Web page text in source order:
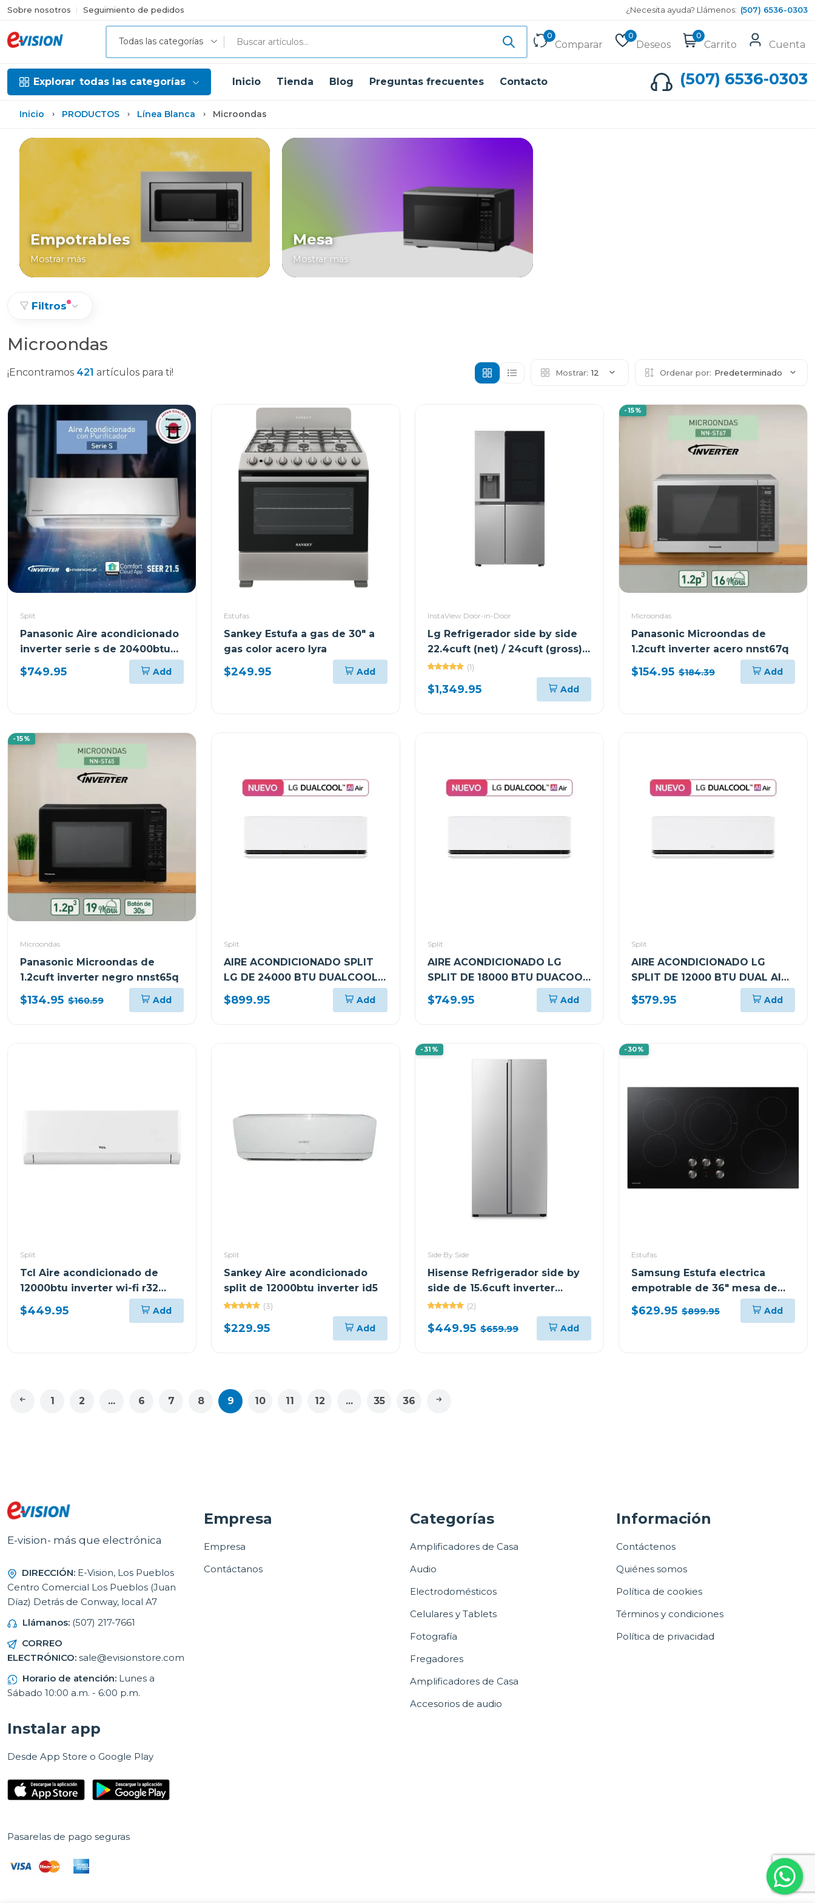
Sobre nosotros Seguimiento de pedidos ¿Necesita ayuda? Llámenos: (507) 6536-0303
Todas las categorías
0
Comparar
0
Deseos
0
Carrito Cuenta
Explorar todas las categorías Inicio Tienda Blog Preguntas frecuentes Contacto (507) 6536-0303
Inicio PRODUCTOS Línea Blanca Microondas
Empotrables
Mostrar más
Mesa
Mostrar más
Filtros
Microondas
¡Encontramos 421 artículos para ti! Mostrar: 12 Ordenar por: Predeterminado
Split
Panasonic Aire acondicionado
inverter serie s de 20400btu
cscus18
$749.95 Add
Estufas
Sankey Estufa a gas de 30" a
gas color acero lyra
$249.95 Add
InstaView Door-in-Door
Lg Refrigerador side by side
22.4cuft (net) / 24cuft (gross)
thinq instaview inverter vs25
(1)
$1,349.95 Add
-15%
Microondas
Panasonic Microondas de
1.2cuft inverter acero nnst67q
$154.95 $184.39 Add
-15%
Microondas
Panasonic Microondas de
1.2cuft inverter negro nnst65q
$134.95 $160.59 Add
Split
AIRE ACONDICIONADO SPLIT
LG DE 24000 BTU DUALCOOL
AI INVERTER VF242C31
$899.95 Add
Split
AIRE ACONDICIONADO LG
SPLIT DE 18000 BTU DUACOOL
AI INVERTER VF182C31
$749.95 Add
Split
AIRE ACONDICIONADO LG
SPLIT DE 12000 BTU DUAL AI
INVERTER KW MANAGER
VF122C31
$579.95 Add
Split
Tcl Aire acondicionado de
12000btu inverter wi-fi r32
tac12csdi
$449.95 Add
Split
Sankey Aire acondicionado
split de 12000btu inverter id5
(3)
$229.95 Add
-31%
Side By Side
Hisense Refrigerador side by
side de 15.6cuft inverter
RS3P428NEDA2
(2)
$449.95 $659.99 Add
-30%
Estufas
Samsung Estufa electrica
empotrable de 36" mesa de
ceramica vidrio nz36r5330rk
$629.95 $899.95 Add
1 2 ... 6 7 8 9 10 11 12 ... 35 36
E-vision- más que electrónica
DIRECCIÓN: E-Vision, Los Pueblos
Centro Comercial Los Pueblos (Juan
Díaz) Detrás de Conway, local A7
Llámanos: (507) 217-7661
CORREO
ELECTRÓNICO: sale@evisionstore.com
Horario de atención: Lunes a
Sábado 10:00 a.m. - 6:00 p.m.
Empresa
Empresa
Contáctanos
Categorías
Amplificadores de Casa
Audio
Electrodomésticos
Celulares y Tablets
Fotografía
Fregadores
Amplificadores de Casa
Accesorios de audio
Información
Contáctenos
Quiénes somos
Política de cookies
Términos y condiciones
Política de privacidad
Instalar app
Desde App Store o Google Play
Pasarelas de pago seguras